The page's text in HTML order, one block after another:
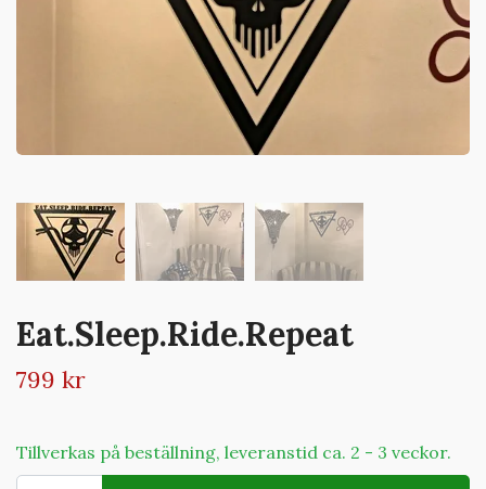
Eat.Sleep.Ride.Repeat
799 kr
Tillverkas på beställning, leveranstid ca. 2 - 3 veckor.